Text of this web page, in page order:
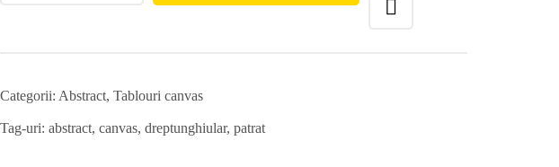
Categorii: Abstract, Tablouri canvas
Tag-uri: abstract, canvas, dreptunghiular, patrat